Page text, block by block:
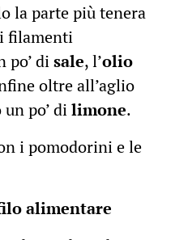
la parte più tenera
filamenti
po’ disale, l’olio
oltre all’aglio
po’ dilimone.
i pomodorini e le
alimentare